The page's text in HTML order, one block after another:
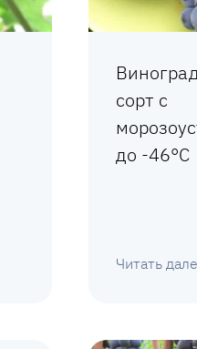
сорт с
до -46°С
Читать